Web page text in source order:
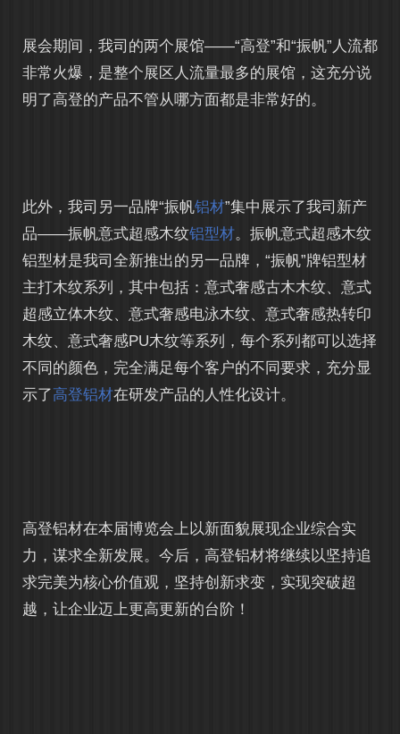
展会期间，我司的两个展馆——“高登”和“振帆”人流都
非常火爆，是整个展区人流量最多的展馆，这充分说
明了高登的产品不管从哪方面都是非常好的。
此外，我司另一品牌“振帆铝材”集中展示了我司新产
品——振帆意式超感木纹铝型材。振帆意式超感木纹
铝型材是我司全新推出的另一品牌，“振帆”牌铝型材
主打木纹系列，其中包括：意式奢感古木木纹、意式
超感立体木纹、意式奢感电泳木纹、意式奢感热转印
木纹、意式奢感PU木纹等系列，每个系列都可以选择
不同的颜色，完全满足每个客户的不同要求，充分显
示了高登铝材在研发产品的人性化设计。
高登铝材在本届博览会上以新面貌展现企业综合实
力，谋求全新发展。今后，高登铝材将继续以坚持追
求完美为核心价值观，坚持创新求变，实现突破超
越，让企业迈上更高更新的台阶！